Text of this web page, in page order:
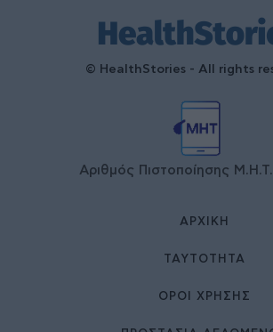
© HealthStories - All rights
Αριθμός Πιστοποίησης
ΑΡΧΙΚΉ
ΤΑΥΤΌΤΗΤΑ
ΌΡΟΙ ΧΡΉΣΗΣ